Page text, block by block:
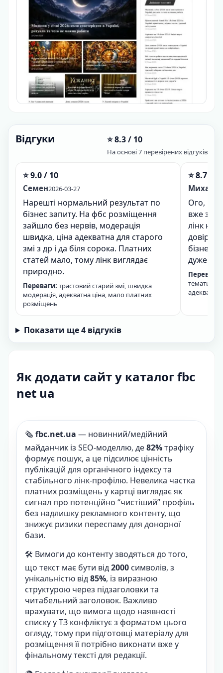
Відгуки ⭐ 8.3 / 10
На основі 7 перевірених відгуків
⭐ 9.0 / 10
Семен2026-03-27
Нарешті нормальний результат по
бізнес запиту. На фбс розміщення
зайшло без нервів, модерація
швидка, ціна адекватна для старого
змі з др і да біля сорока. Платних
статей мало, тому лінк виглядає
природно.
Переваги: трастовий старий змі, швидка
модерація, адекватна ціна, мало платних
розміщень
⭐ 8.7 / 10
Ого,
вже за
лінк на
бізнес
дуже
Переваги:
тематика
адекватна
Показати ще 4 відгуків
Як додати сайт у каталог fbc
net ua
🗞️ fbc.net.ua — новинний/медійний
майданчик із SEO-моделлю, де82%трафіку
формує пошук, а це підсилює цінність
публікацій для органічного індексу та
стабільного лінк-профілю. Невелика частка
платних розміщень у картці виглядає як
сигнал про потенційно “чистіший” профіль
без надлишку рекламного контенту, що
знижує ризики переспаму для донорної
бази.
🛠️ Вимоги до контенту зводяться до того,
що текст має бути від2000 символів, з
унікальністю від85%, із виразною
структурою через підзаголовки та
читабельний заголовок. Важливо
врахувати, що вимога щодо наявності
списку у ТЗ конфліктує з форматом цього
огляду, тому при підготовці матеріалу для
розміщення її потрібно виконати вже у
фінальному тексті для редакції.